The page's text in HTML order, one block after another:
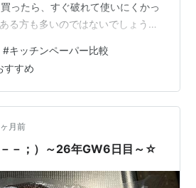
ったら、すぐ破れて使いにくかっ
る方も多いのではないでしょう
、“長持ちして使いやすいもの”を選
に最近は、大容量タイプや厚手タ
い商品も増えています。 そこで今
くい・コスパが良い人気のキッチ
がら紹介します。 結論から言う
#キッチンペーパー比較
すすめ
月前
－；）～26年GW6日目～☆